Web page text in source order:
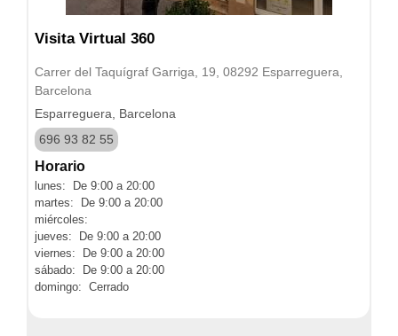
Visita Virtual 360
Carrer del Taquígraf Garriga, 19, 08292 Esparreguera,
Barcelona
Esparreguera, Barcelona
696 93 82 55
Horario
lunes: De 9:00 a 20:00
martes: De 9:00 a 20:00
miércoles:
jueves: De 9:00 a 20:00
viernes: De 9:00 a 20:00
sábado: De 9:00 a 20:00
domingo: Cerrado